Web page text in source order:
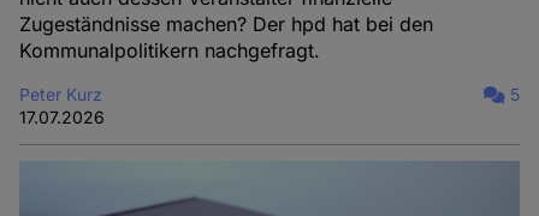
Zugeständnisse machen? Der hpd hat bei den
Kommunalpolitikern nachgefragt.
Peter Kurz
17.07.2026
5